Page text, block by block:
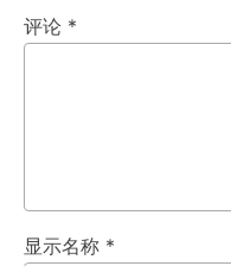
评论 *
显示名称 *